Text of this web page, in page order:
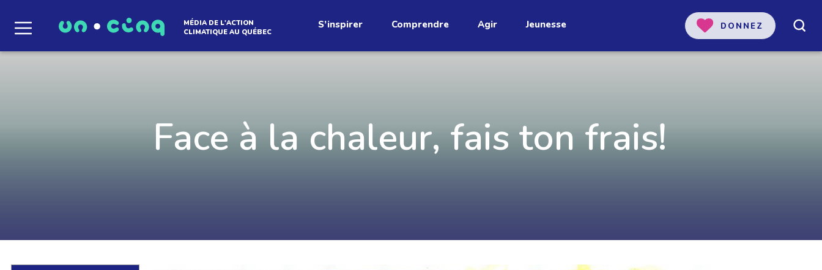
Le média qui détend
qui créent le mouvement.
MÉDIA DE L'ACTION
CLIMATIQUE AU QUÉBEC
S’inspirer Comprendre Agir Jeunesse DONNEZ
Face à la chaleur, fais ton frais!